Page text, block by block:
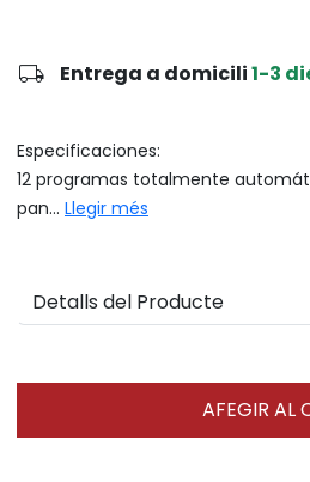
local_shipping Entrega a domicili1-3
Especificaciones:
12 programas totalmente
pan... Llegir més
Detalls del Producte
AFEGIR AL